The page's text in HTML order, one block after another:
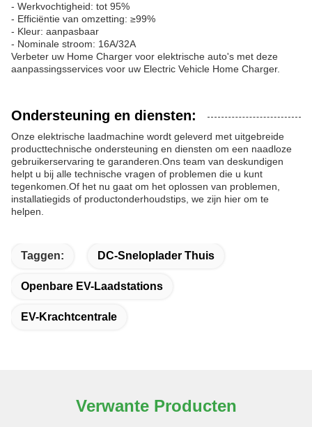
- Werkvochtigheid: tot 95%
- Efficiëntie van omzetting: ≥99%
- Kleur: aanpasbaar
- Nominale stroom: 16A/32A
Verbeter uw Home Charger voor elektrische auto's met deze
aanpassingsservices voor uw Electric Vehicle Home Charger.
Ondersteuning en diensten:
Onze elektrische laadmachine wordt geleverd met uitgebreide
producttechnische ondersteuning en diensten om een naadloze
gebruikerservaring te garanderen.Ons team van deskundigen
helpt u bij alle technische vragen of problemen die u kunt
tegenkomen.Of het nu gaat om het oplossen van problemen,
installatiegids of productonderhoudstips, we zijn hier om te
helpen.
Taggen: DC-Sneloplader Thuis
Openbare EV-Laadstations
EV-Krachtcentrale
Verwante Producten